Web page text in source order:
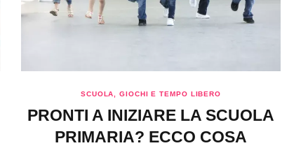
SCUOLA, GIOCHI E TEMPO LIBERO
PRONTI A INIZIARE LA SCUOLA
PRIMARIA? ECCO COSA